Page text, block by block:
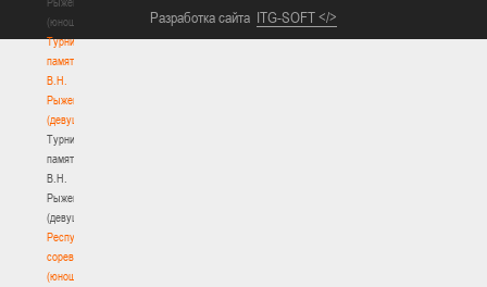
(юноши)
Турнир
памяти
В.Н.
Рыженкова
(девушки)
Турнир
памяти
В.Н.
Рыженкова
(девушки)
Республиканские
соревнования
(юноши)
Разработка сайта ITG-SOFT </>